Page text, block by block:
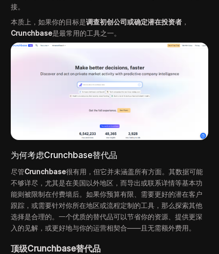
接。
本质上，如果你的目标是调查初创公司或确定潜在投资者 ，
Crunchbase是最常用的工具之一。
为何考虑Crunchbase替代品
尽管Crunchbase很有用，但它并未涵盖所有方面。其数据可能
不够详尽，尤其是在美国以外地区，而导出或联系详情等基本功
能则被限制在付费墙后。如果你预算有限、需要更好的潜在客户
跟踪，或需要针对你所在地区或流程定制的工具，那么探索其他
选择是合理的。一个优质的替代品可以节省你的资源、提供更深
入的见解，或更好地与你的运营相契合——且无需额外费用。
顶级Crunchbase替代品